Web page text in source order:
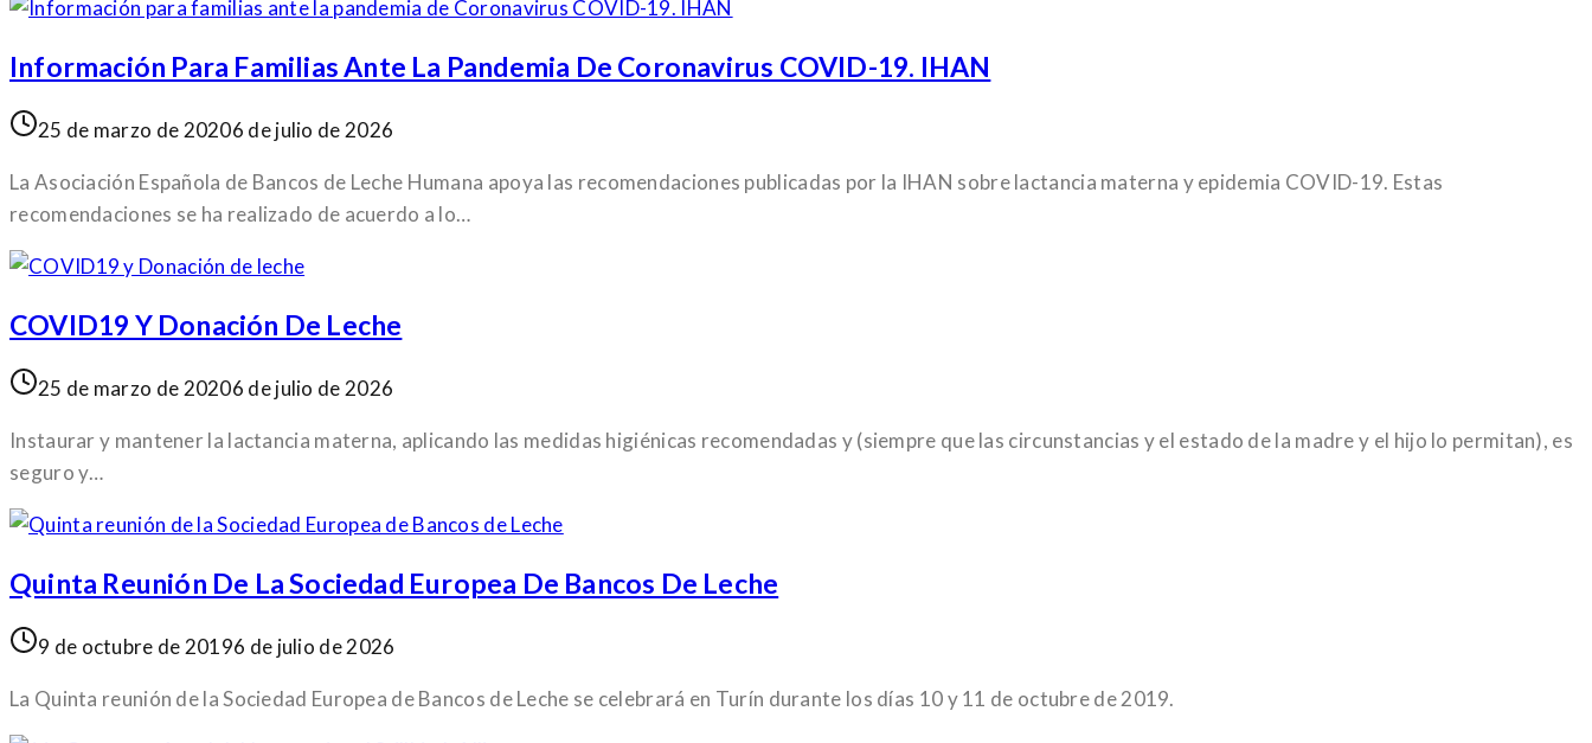
Información Para Familias Ante La Pandemia De Coronavirus COVID-19. IHAN
25 de marzo de 20206 de julio de 2026
La Asociación Española de Bancos de Leche Humana apoya las recomendaciones publicadas por la IHAN sobre lactancia materna y epidemia COVID-19. Estas
recomendaciones se ha realizado de acuerdo a lo…
COVID19 Y Donación De Leche
25 de marzo de 20206 de julio de 2026
Instaurar y mantener la lactancia materna, aplicando las medidas higiénicas recomendadas y (siempre que las circunstancias y el estado de la madre y el hijo lo permitan), es
seguro y…
Quinta Reunión De La Sociedad Europea De Bancos De Leche
9 de octubre de 20196 de julio de 2026
La Quinta reunión de la Sociedad Europea de Bancos de Leche se celebrará en Turín durante los días 10 y 11 de octubre de 2019.